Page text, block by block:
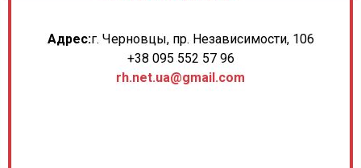
Адрес:г. Черновцы, пр. Независимости, 106
+38 095 552 57 96
rh.net.ua@gmail.com